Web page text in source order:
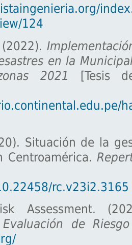
124
en la
2021
[Tesis
Situación de la
Centroamérica.
rc.v23i2.3165
Assessment.
de